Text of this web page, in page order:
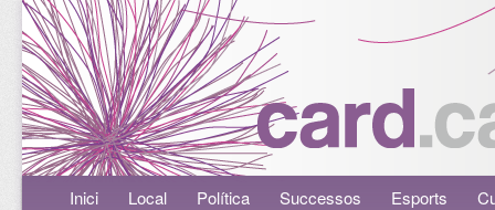
Menú principalAneu al contingut principal
Aneu al contingut secundari
Inici Local Política Successos Esports